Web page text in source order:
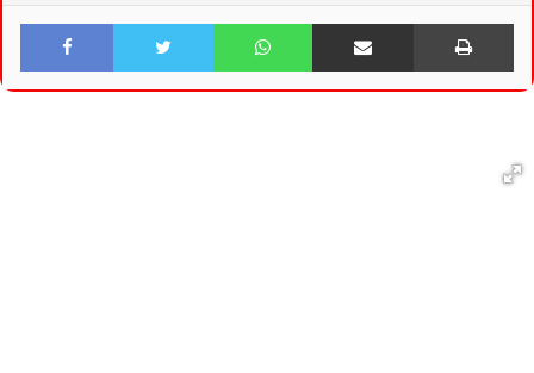
Facebook Twitter WhatsApp Share via Email Print